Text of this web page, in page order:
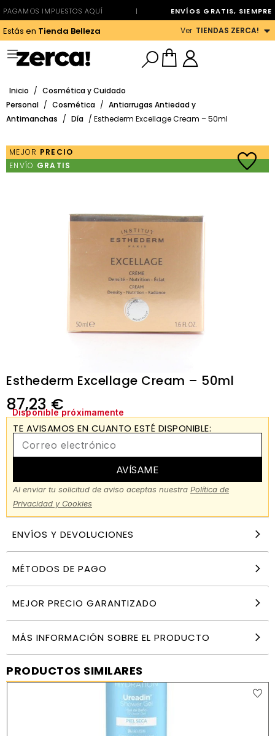
PAGAMOS IMPUESTOS AQUÍ | ENVÍOS GRATIS, SIEMPRE
Estás en Tienda Belleza Ver TIENDAS ZERCA!
Inicio / Cosmética y Cuidado
Personal / Cosmética / Antiarrugas Antiedad y
Antimanchas / Día / Esthederm Excellage Cream – 50ml
MEJOR PRECIO
ENVÍO GRATIS
Esthederm Excellage Cream – 50ml
87,23 €
Disponible próximamente
TE AVISAMOS EN CUANTO ESTÉ DISPONIBLE:
AVÍSAME
Al enviar tu solicitud de aviso aceptas nuestra Política de
Privacidad y Cookies
ENVÍOS Y DEVOLUCIONES
MÉTODOS DE PAGO
MEJOR PRECIO GARANTIZADO
MÁS INFORMACIÓN SOBRE EL PRODUCTO
PRODUCTOS SIMILARES